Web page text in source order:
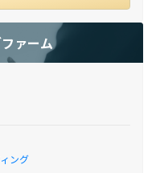
ァーム
ング